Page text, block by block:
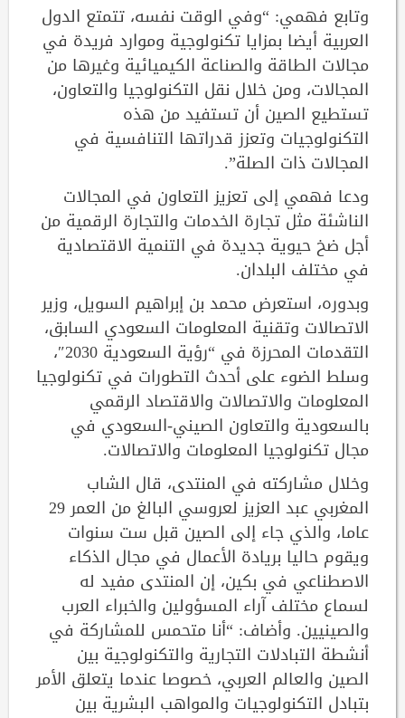
وتابع فهمي: “وفي الوقت نفسه، تتمتع الدول
العربية أيضا بمزايا تكنولوجية وموارد فريدة في
مجالات الطاقة والصناعة الكيميائية وغيرها من
المجالات، ومن خلال نقل التكنولوجيا والتعاون،
تستطيع الصين أن تستفيد من هذه
التكنولوجيات وتعزز قدراتها التنافسية في
المجالات ذات الصلة”.
ودعا فهمي إلى تعزيز التعاون في المجالات
الناشئة مثل تجارة الخدمات والتجارة الرقمية من
أجل ضخ حيوية جديدة في التنمية الاقتصادية
في مختلف البلدان.
وبدوره، استعرض محمد بن إبراهيم السويل، وزير
الاتصالات وتقنية المعلومات السعودي السابق،
التقدمات المحرزة في “رؤية السعودية 2030″،
وسلط الضوء على أحدث التطورات في تكنولوجيا
المعلومات والاتصالات والاقتصاد الرقمي
بالسعودية والتعاون الصيني-السعودي في
مجال تكنولوجيا المعلومات والاتصالات.
وخلال مشاركته في المنتدى، قال الشاب
المغربي عبد العزيز لعروسي البالغ من العمر 29
عاما، والذي جاء إلى الصين قبل ست سنوات
ويقوم حاليا بريادة الأعمال في مجال الذكاء
الاصطناعي في بكين، إن المنتدى مفيد له
لسماع مختلف آراء المسؤولين والخبراء العرب
والصينيين. وأضاف: “أنا متحمس للمشاركة في
أنشطة التبادلات التجارية والتكنولوجية بين
الصين والعالم العربي، خصوصا عندما يتعلق الأمر
بتبادل التكنولوجيات والمواهب البشرية بين